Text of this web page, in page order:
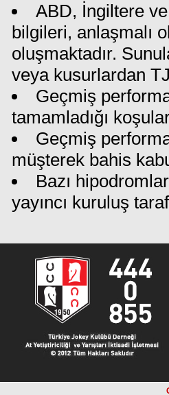
ABD, İngiltere
bilgileri, anlaşmalı
oluşmaktadır.
veya kusurlardan
Geçmiş
tamamladığı
Geçmiş
müşterek bahis
Bazı
yayıncı kuruluş